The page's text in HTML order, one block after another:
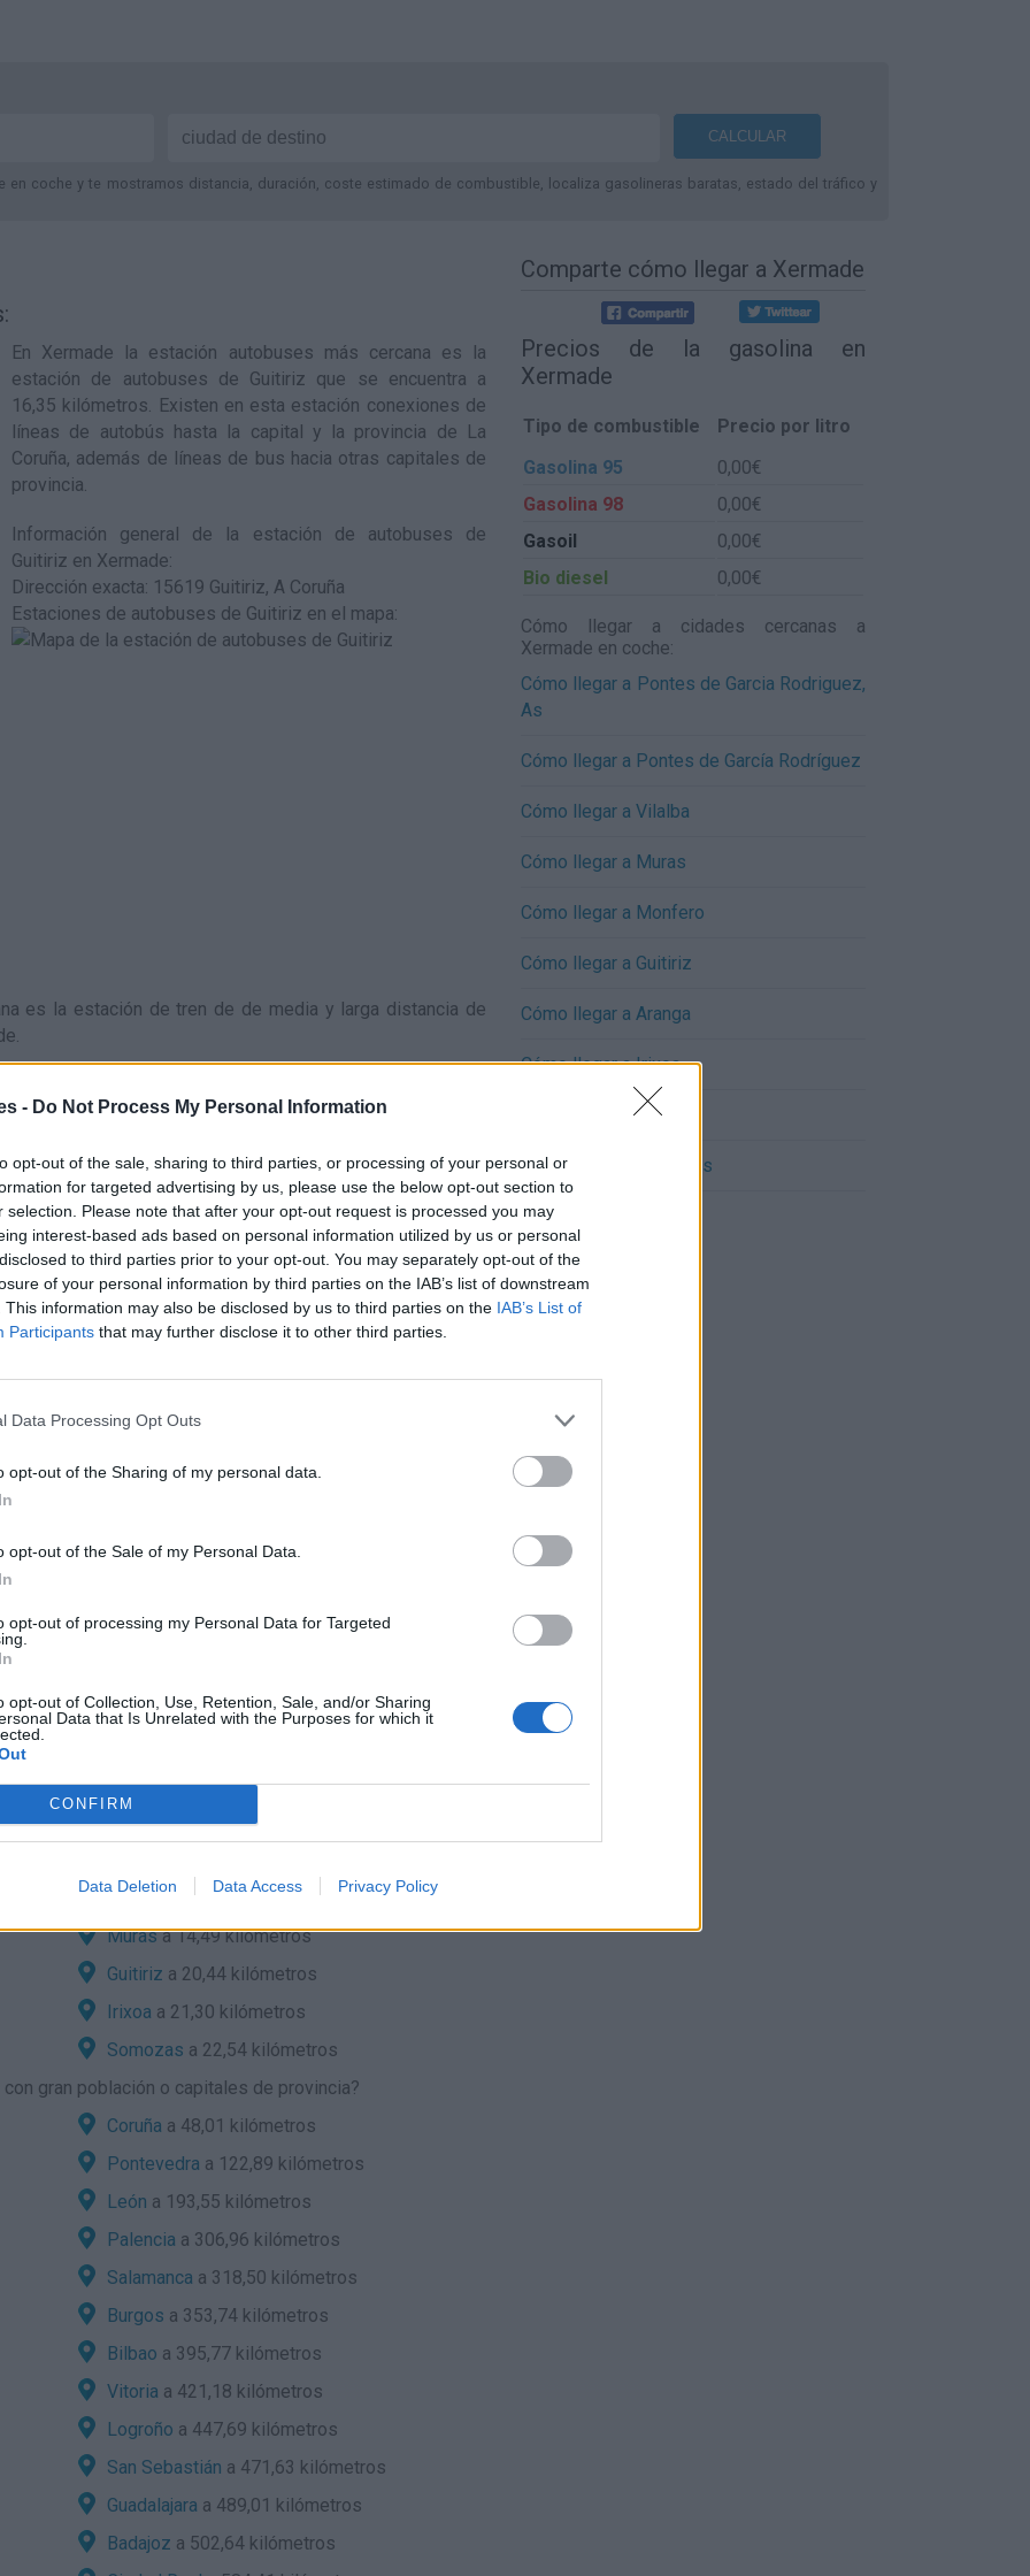
- Do Not Process My Personal Information
opt-out of the sale, sharing to third parties, or processing of your personal or
for targeted advertising by us, please use the below opt-out section to
selection. Please note that after your opt-out request is processed you may
interest-based ads based on personal information utilized by us or personal
to third parties prior to your opt-out. You may separately opt-out of the
of your personal information by third parties on the IAB’s list of downstream
This information may also be disclosed by us to third parties on the IAB’s List of
Participants that may further disclose it to other third parties.
Data Processing Opt Outs
opt-out of the Sharing of my personal data.
opt-out of the Sale of my Personal Data.
opt-out of processing my Personal Data for Targeted
opt-out of Collection, Use, Retention, Sale, and/or Sharing
Data that Is Unrelated with the Purposes for which it
CONFIRM
Data Deletion Data Access Privacy Policy
en coche y te mostramos distancia, duración, coste estimado de combustible, localiza gasolineras baratas, estado del tráfico y
En Xermade la estación autobuses más cercana es la
estación de autobuses de Guitiriz que se encuentra a
16,35 kilómetros. Existen en esta estación conexiones de
líneas de autobús hasta la capital y la provincia de La
Coruña, además de líneas de bus hacia otras capitales de
provincia.
Información general de la estación de autobuses de
Guitiriz en Xermade:
Dirección exacta: 15619 Guitiriz, A Coruña
Estaciones de autobuses de Guitiriz en el mapa:
es la estación de tren de de media y larga distancia de
móvil con
y con
localidades cercanas?
Pontes de García Rodríguez
kilómetros
Murasa 14,49 kilómetros
Guitiriz a 20,44 kilómetros
Irixoa a 21,30 kilómetros
Somozas a 22,54 kilómetros
gran población o capitales de provincia?
Coruña a 48,01 kilómetros
Pontevedra a 122,89 kilómetros
León a 193,55 kilómetros
Palencia a 306,96 kilómetros
Salamanca a 318,50 kilómetros
Burgos a 353,74 kilómetros
Bilbao a 395,77 kilómetros
Vitoria a 421,18 kilómetros
Logroño a 447,69 kilómetros
San Sebastián a 471,63 kilómetros
Guadalajara a 489,01 kilómetros
Badajoz a 502,64 kilómetros
Comparte cómo llegar a Xermade
Precios de la gasolina en
Xermade
Tipo de combustible
Precio por litro
Gasolina 95
0,00€
Gasolina 98
0,00€
Gasoil
0,00€
Bio diesel
0,00€
Cómo llegar a cidades cercanas a
Xermade en coche:
Cómo llegar a Pontes de Garcia Rodriguez,
As
Cómo llegar a Pontes de García Rodríguez
Cómo llegar a Vilalba
Cómo llegar a Muras
Cómo llegar a Monfero
Cómo llegar a Guitiriz
Cómo llegar a Aranga
Cómo llegar a Irixoa
Cómo llegar a Capela
Cómo llegar a Somozas